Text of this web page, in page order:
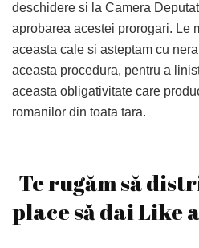
deschidere si la Camera
aprobarea acestei prorogari. Le
aceasta cale si asteptam cu
aceasta procedura, pentru a
aceasta obligativitate care
romanilor din toata tara.
Te rugăm să
place să dai Like